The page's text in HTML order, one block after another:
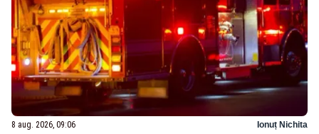
8 aug. 2026, 09:06 Ionuț Nichita